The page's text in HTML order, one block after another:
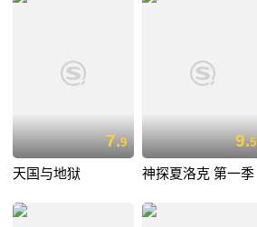
7.9
天国与地狱
9.5
神探夏洛克 第一季